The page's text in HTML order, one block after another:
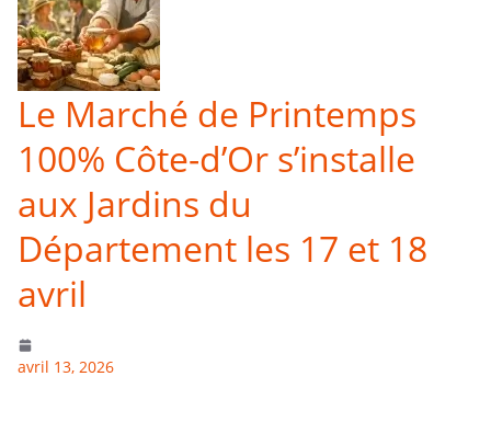
Le Marché de Printemps
100% Côte-d’Or s’installe
aux Jardins du
Département les 17 et 18
avril
avril 13, 2026